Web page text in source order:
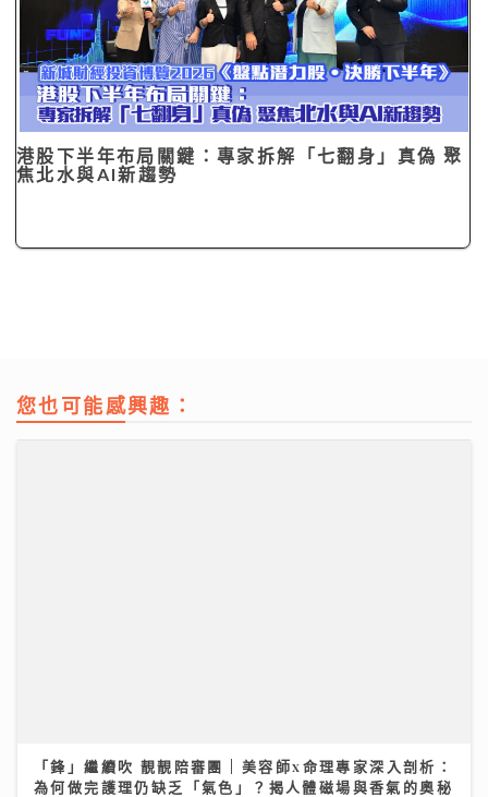
港股下半年布局關鍵：專家拆解「七翻身」真偽 聚
焦北水與AI新趨勢
您也可能感興趣：
「鋒」繼續吹 靚靚陪審團 | 美容師x命理專家深入剖析：
為何做完護理仍缺乏「氣色」？揭人體磁場與香氣的奧秘